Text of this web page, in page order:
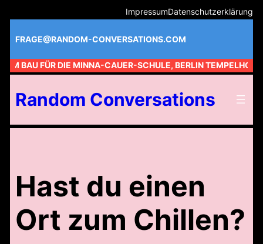
Inhalt
springen
ImpressumDatenschutzerklärung
FRAGE@RANDOM-CONVERSATIONS.COM
AM BAU FÜR DIE MINNA-CAUER-SCHULE, BERLIN TEMPELHOF //
Random Conversations
Hast du einen
Ort zum Chillen?